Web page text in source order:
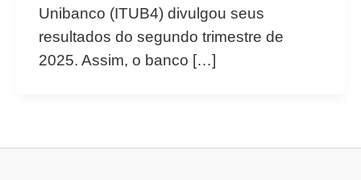
Unibanco (ITUB4) divulgou seus
resultados do segundo trimestre de
2025. Assim, o banco […]